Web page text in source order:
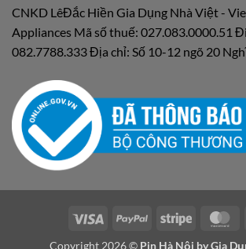
CNKD LêĐắc Hiền Gia Dụng Nhà Việt -
Appliances Mã số thuế: 027.083.0000.51
082.7788.333 Địa chỉ: Số 10-12 ngõ 20
Visa PayPal Stripe
Copyright 2026 © Pin Hà Nội byGia